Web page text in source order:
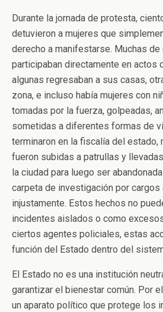
Durante la jornada de protesta,
detuvieron a mujeres que
derecho a manifestarse. Muchas
participaban directamente en actos
algunas regresaban a sus casas,
zona, e incluso había mujeres con
tomadas por la fuerza, golpeadas,
sometidas a diferentes formas de
terminaron en la fiscalía del estado,
fueron subidas a patrullas y
la ciudad para luego ser
carpeta de investigación por cargos
injustamente. Estos hechos no
incidentes aislados o como
ciertos agentes policiales, estas
función del Estado dentro del
El Estado no es una institución
garantizar el bienestar común. Por
un aparato político que protege los